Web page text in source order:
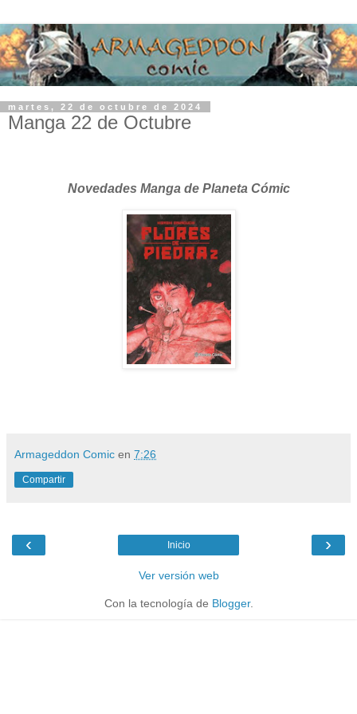
martes, 22 de octubre de 2024
Manga 22 de Octubre
Novedades Manga de Planeta Cómic
Armageddon Comic en 7:26
Compartir
‹ ›
Inicio
Ver versión web
Con la tecnología de Blogger.